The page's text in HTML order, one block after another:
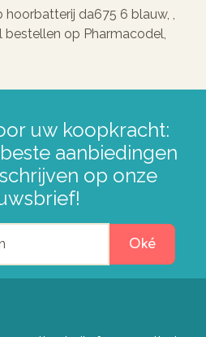
hoorbatterij da675 6 blauw, ,
op Pharmacodel,
uw koopkracht:
aanbiedingen
op onze
Oké